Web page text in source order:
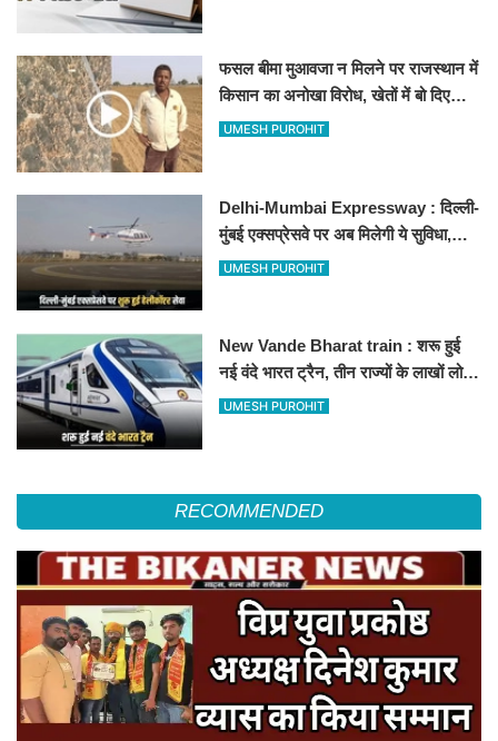
फसल बीमा मुआवजा न मिलने पर राजस्थान में
किसान का अनोखा विरोध, खेतों में बो दिए
500-500 रुपए के नोट, वीडियो वायरल
UMESH PUROHIT
Delhi-Mumbai Expressway : दिल्ली-
मुंबई एक्सप्रेसवे पर अब मिलेगी ये सुविधा,
हेलीकॉप्टर सर्विस से तुरंत घायल पहुंचेगा
UMESH PUROHIT
New Vande Bharat train : शरू हुई
नई वंदे भारत ट्रैन, तीन राज्यों के लाखों लोगों
का सफर होगा आसान, देखें पूरा रूटमैप
UMESH PUROHIT
RECOMMENDED